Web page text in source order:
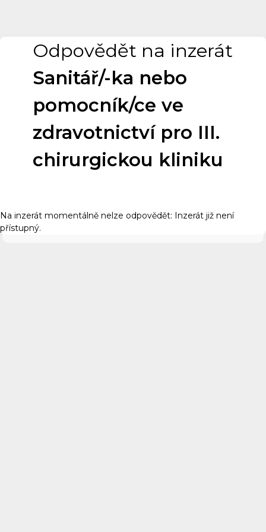
Odpovědět na inzerát
Sanitář/-ka nebo
pomocník/ce ve
zdravotnictví pro III.
chirurgickou kliniku
Na inzerát momentálně nelze odpovědět: Inzerát již není
přístupný.